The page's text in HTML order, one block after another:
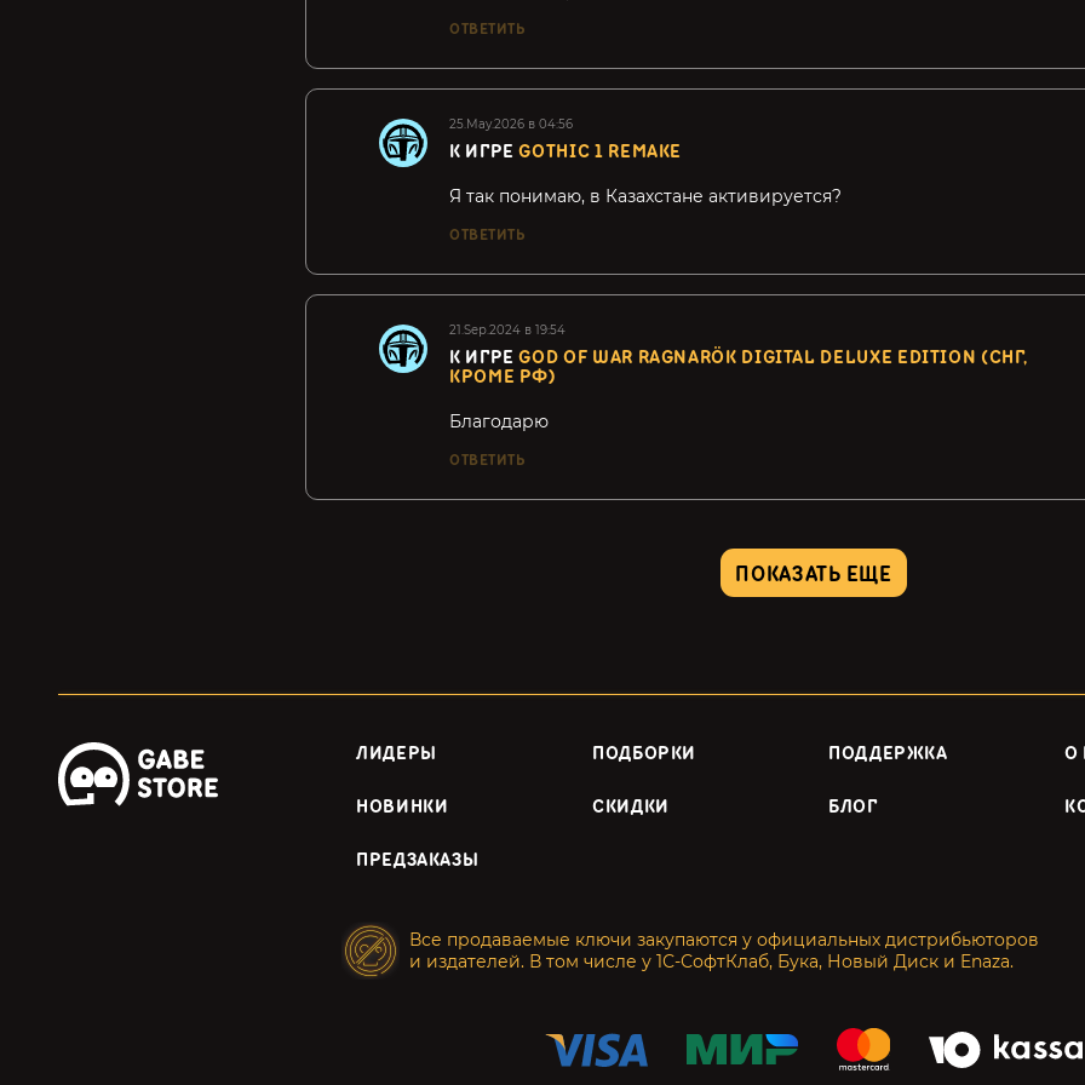
ОТВЕТИТЬ
25.May.2026 в 04:56
К ИГРЕGOTHIC 1 REMAKE
Я так понимаю, в Казахстане активируется?
ОТВЕТИТЬ
21.Sep.2024 в 19:54
К ИГРЕGOD OF WAR RAGNARÖK DIGITAL DELUXE EDITION (СНГ,
КРОМЕ РФ)
Благодарю
ОТВЕТИТЬ
ПОКАЗАТЬ ЕЩЕ
ЛИДЕРЫ ПОДБОРКИ ПОДДЕРЖКА О
НОВИНКИ СКИДКИ БЛОГ
ПРЕДЗАКАЗЫ
Все продаваемые ключи закупаются у официальных дистрибьюторов
и издателей. В том числе у 1С-СофтКлаб, Бука, Новый Диск и Enaza.